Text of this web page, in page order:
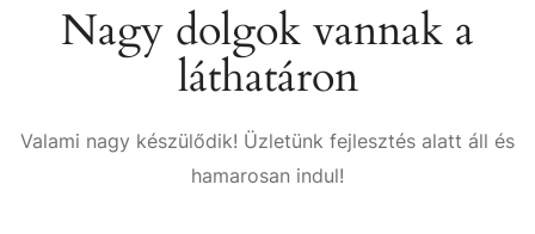
Nagy dolgok vannak a
láthatáron
Valami nagy készülődik! Üzletünk fejlesztés alatt áll és
hamarosan indul!